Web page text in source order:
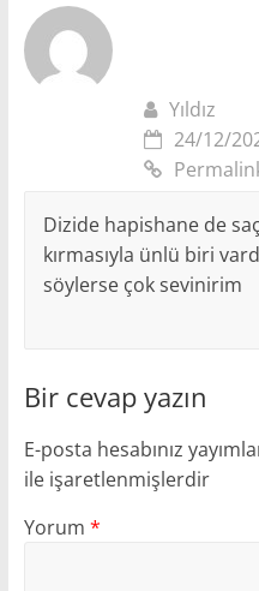
Yıldız
24/12/
Dizide hapishane de
kırmasıyla ünlü biri
söylerse çok sevinirim
Bir cevap yazın
E-posta hesabınız
ile işaretlenmişlerdir
Yorum *